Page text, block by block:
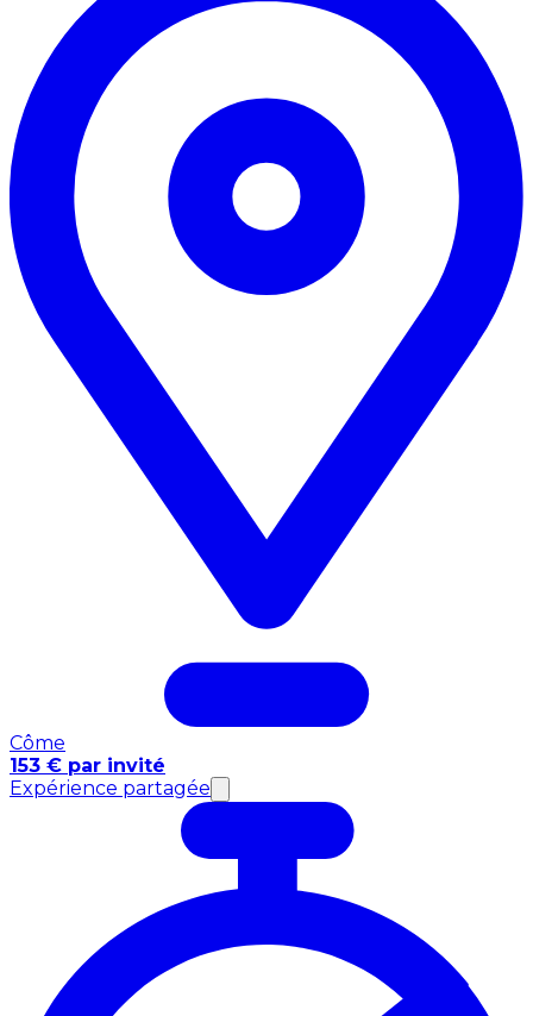
Côme
153 € par invité
Expérience partagée